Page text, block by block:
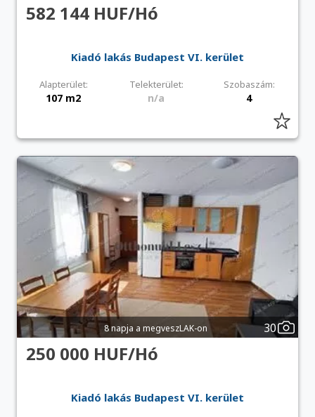
582 144 HUF/Hó
Kiadó lakás Budapest VI. kerület
Alapterület: Telekterület: Szobaszám:
107 m2 n/a 4
8 napja a megveszLAK-on 30
250 000 HUF/Hó
Kiadó lakás Budapest VI. kerület